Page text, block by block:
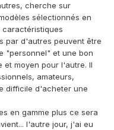
cherche sur
sélectionnés en
par d'autres peuvent être
"personnel" et une bon
moyen pour l'autre. Il
amateurs,
difficile d'acheter une
en gamme plus ce sera
l'autre jour, j'ai eu